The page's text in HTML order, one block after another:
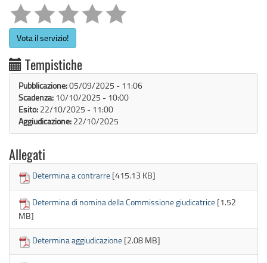
Vota il servizio!
Tempistiche
Pubblicazione:05/09/2025 - 11:06
Scadenza: 10/10/2025 - 10:00
Esito: 22/10/2025 - 11:00
Aggiudicazione: 22/10/2025
Allegati
Determina a contrarre [415.13 KB]
Determina di nomina della Commissione giudicatrice [1.52
MB]
Determina aggiudicazione [2.08 MB]